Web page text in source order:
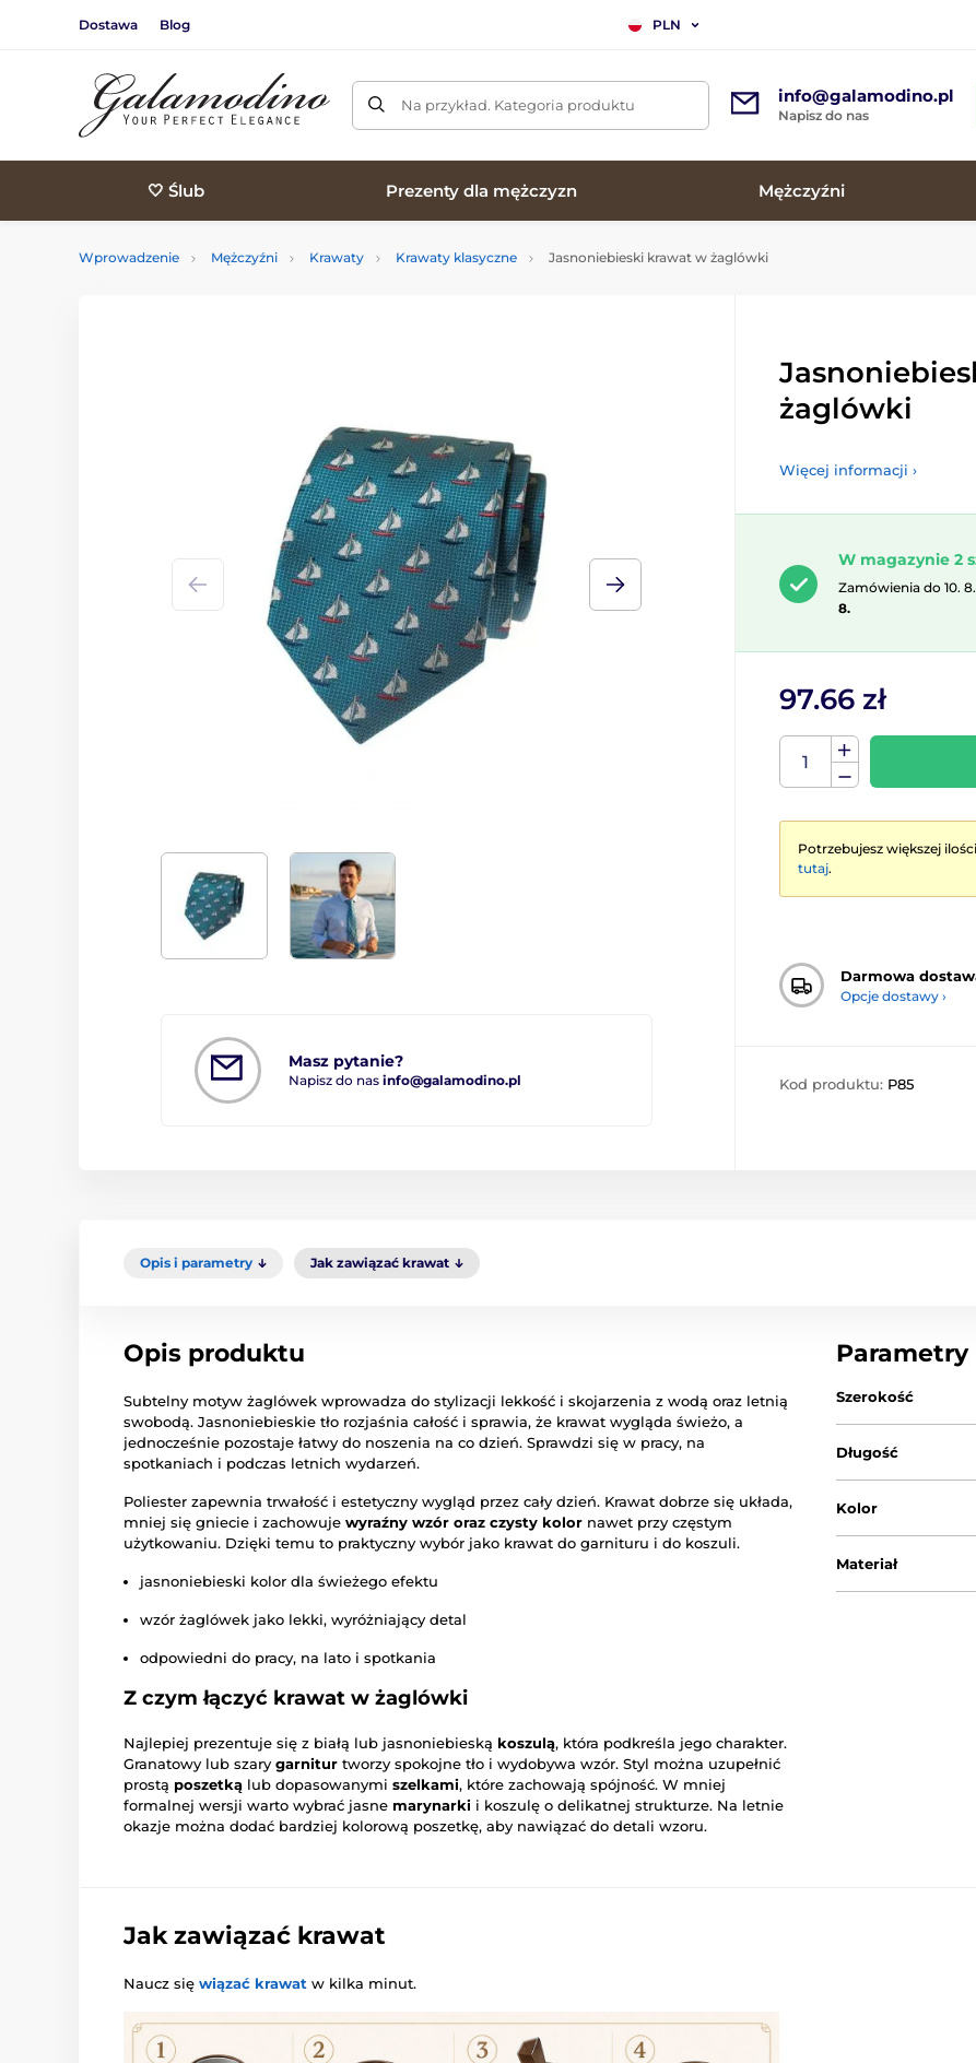
Dostawa Blog PLN
Na przykład. Kategoria produktu info@galamodino.pl
Napisz do nas
🤍 Ślub Prezenty dla mężczyzn Mężczyźni
Wprowadzenie Mężczyźni Krawaty Krawaty klasyczne Jasnoniebieski krawat w żaglówki
Masz pytanie?
Napisz do nas info@galamodino.pl
żaglówki
Więcej informacji ›
W magazynie 2
Zamówienia do 10.
8.
97.66 zł
Potrzebujesz większej
tutaj.
Darmowa
Opcje dostawy ›
Kod produktu: P85
Opis i parametry Jak zawiązać krawat
Opis produktu
Subtelny motyw żaglówek wprowadza do stylizacji lekkość i skojarzenia z wodą oraz letnią
swobodą. Jasnoniebieskie tło rozjaśnia całość i sprawia, że krawat wygląda świeżo, a
jednocześnie pozostaje łatwy do noszenia na co dzień. Sprawdzi się w pracy, na
spotkaniach i podczas letnich wydarzeń.
Poliester zapewnia trwałość i estetyczny wygląd przez cały dzień. Krawat dobrze się układa,
mniej się gniecie i zachowuje wyraźny wzór oraz czysty kolor nawet przy częstym
użytkowaniu. Dzięki temu to praktyczny wybór jako krawat do garnituru i do koszuli.
jasnoniebieski kolor dla świeżego efektu
wzór żaglówek jako lekki, wyróżniający detal
odpowiedni do pracy, na lato i spotkania
Z czym łączyć krawat w żaglówki
Najlepiej prezentuje się z białą lub jasnoniebieską koszulą, która podkreśla jego charakter.
Granatowy lub szary garnitur tworzy spokojne tło i wydobywa wzór. Styl można uzupełnić
prostą poszetką lub dopasowanymi szelkami, które zachowają spójność. W mniej
formalnej wersji warto wybrać jasne marynarki i koszulę o delikatnej strukturze. Na letnie
okazje można dodać bardziej kolorową poszetkę, aby nawiązać do detali wzoru.
Parametry
Szerokość
Długość
Kolor
Materiał
Jak zawiązać krawat
Naucz się wiązać krawat w kilka minut.